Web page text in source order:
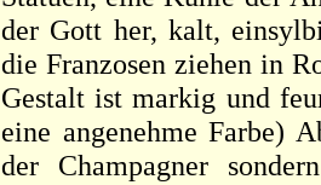
der Gott her, kalt,
die Franzosen ziehen in
Gestalt ist markig und
eine angenehme Farbe)
der Champagner